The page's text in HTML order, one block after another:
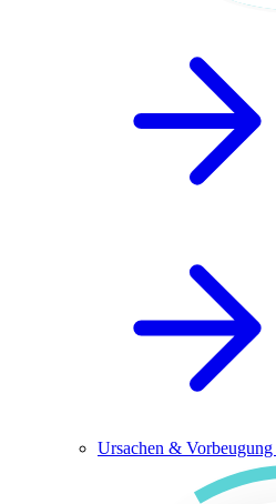
Ursachen &